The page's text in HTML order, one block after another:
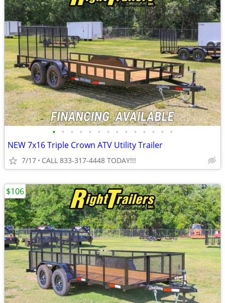
• • • • • • • • • • • • • •
NEW 7x16 Triple Crown ATV Utility Trailer
7/17 CALL 833-317-4448 TODAY!!!
$106